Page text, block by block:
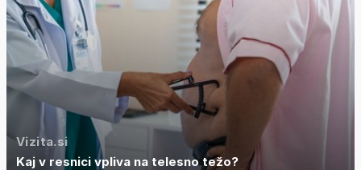
Vizita.si
Kaj v resnici vpliva na telesno težo?